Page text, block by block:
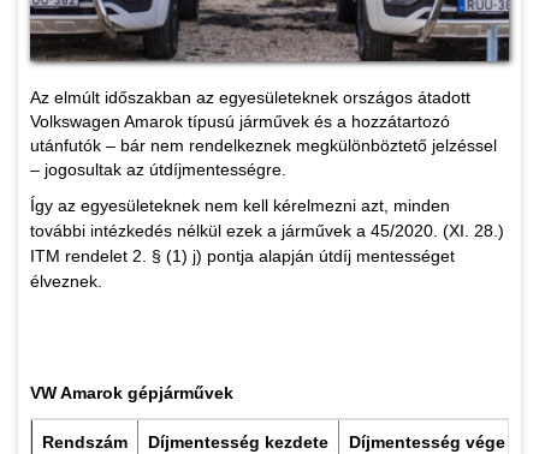
Az elmúlt időszakban az egyesületeknek országos átadott
Volkswagen Amarok típusú járművek és a hozzátartozó
utánfutók – bár nem rendelkeznek megkülönböztető jelzéssel
– jogosultak az útdíjmentességre.
Így az egyesületeknek nem kell kérelmezni azt, minden
további intézkedés nélkül ezek a járművek a 45/2020. (XI. 28.)
ITM rendelet 2. § (1) j) pontja alapján útdíj mentességet
élveznek.
VW Amarok gépjárművek
Rendszám Díjmentesség kezdete Díjmentesség vége